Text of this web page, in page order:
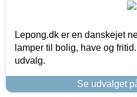
Lepong.dk er en danskejet
lamper til bolig, have og
udvalg.
Se udvalget